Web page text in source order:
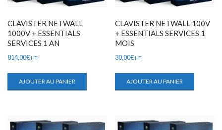
CLAVISTER NETWALL
1000V + ESSENTIALS
SERVICES 1 AN
814,00€ HT
AJOUTER AU PANIER
CLAVISTER NETWALL 100V
+ ESSENTIALS SERVICES 1
MOIS
30,00€ HT
AJOUTER AU PANIER